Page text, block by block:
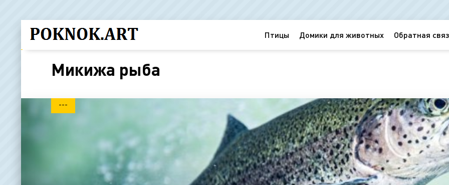
Птицы Домики для животных Обратная
Микижа рыба
---